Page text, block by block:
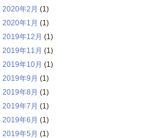
2020年2月 (1)
2020年1月 (1)
2019年12月 (1)
2019年11月 (1)
2019年10月 (1)
2019年9月 (1)
2019年8月 (1)
2019年7月 (1)
2019年6月 (1)
2019年5月 (1)